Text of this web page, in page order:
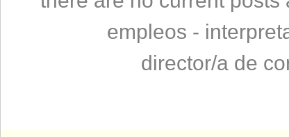
empleos - enseñanza: correpetidor
empleos - enseñanza: director/ a de coro
empleos -
director/a de